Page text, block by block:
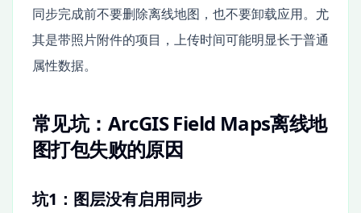
同步完成前不要删除离线地图，也不要卸载应用。尤
其是带照片附件的项目，上传时间可能明显长于普通
属性数据。
常见坑：ArcGIS Field Maps离线地
图打包失败的原因
坑1：图层没有启用同步